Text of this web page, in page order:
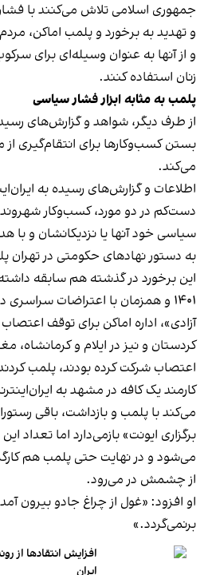
جمهوری اسلامی تلاش می‌کنند با
و تهدید به برخورد و پلمب اماکن، مردم
و از آنها به عنوان وسیله‌ای برای
زنان استفاده کنند.
پلمب به مثابه ابزار فشار سیاسی
از طرف دیگر، شواهد و گزارش‌های
بستن کسب‌وکارها برای انتقام‌گیری
می‌کند.
اطلاعات و گزارش‌های رسیده به
دست‌کم در دو مورد، کسب‌وکار
سیاسی خود آنها یا نزدیکانشان و با
به دستور نهادهای حکومتی در تهران
این برخورد در گذشته هم سابقه
۱۴۰۱ و همزمان با اعتراضات
آزادی»، اداره اماکن برای توقف
کردستان و نیز در ایلام و کرمانشاه،
اعتصاب شرکت کرده بودند، پلمب
کارمند یک کافه در مشهد به
می‌کند با پلمب و بازداشت، باقی
برگزاری ایونت» بازمی‌دارد اما تعداد
می‌شود و در نهایت حتی پلمب هم
از چشمش در می‌رود.
او افزود: «غول از چراغ جادو بیرون
برنمی‎‌گردد.»
افزایش انتقادها از
ایران